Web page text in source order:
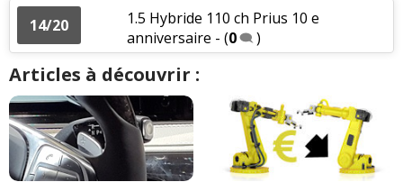
14/20
1.5 Hybride 110 ch Prius 10 e
anniversaire - (0 )
Articles à découvrir :